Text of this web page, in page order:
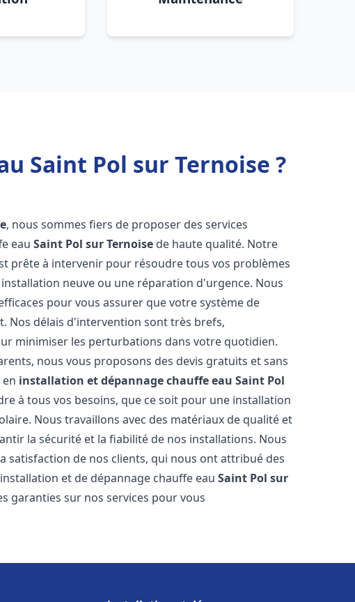
Saint Pol sur Ternoise ?
, nous sommes fiers de proposer des services
eauSaint Pol sur Ternoise de haute qualité. Notre
prête à intervenir pour résoudre tous vos problèmes
neuve ou une réparation d'urgence. Nous
pour vous assurer que votre système de
Nos délais d'intervention sont très brefs,
minimiser les perturbations dans votre quotidien.
nous vous proposons des devis gratuits et sans
installation et dépannage chauffe eau Saint Pol
à tous vos besoins, que ce soit pour une installation
Nous travaillons avec des matériaux de qualité et
la sécurité et la fiabilité de nos installations. Nous
satisfaction de nos clients, qui nous ont attribué des
et de dépannage chauffe eauSaint Pol sur
garanties sur nos services pour vous